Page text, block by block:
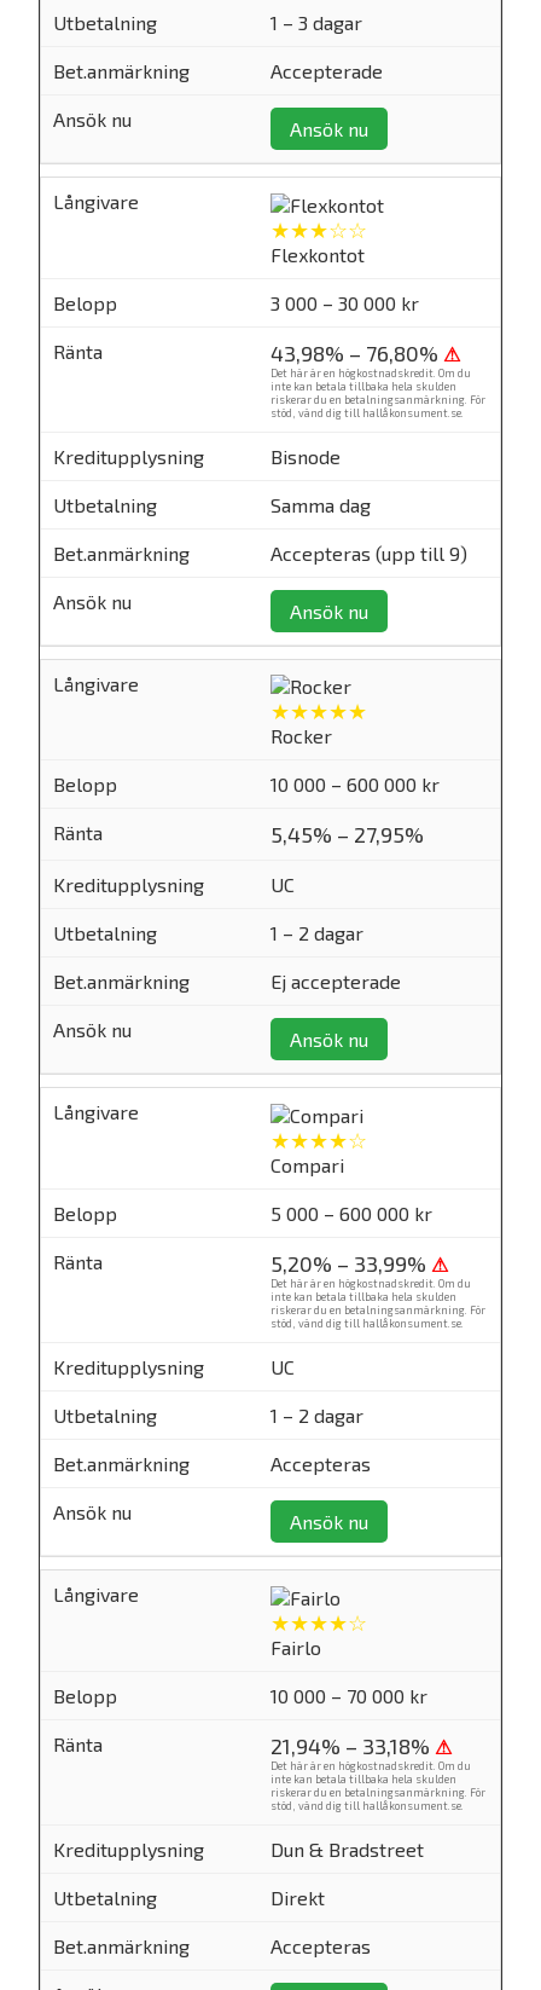
1 – 3 dagar
Accepterade
Ansök nu
★★★☆☆
Flexkontot
3 000 – 30 000 kr
43,98% – 76,80% ⚠
Det här är en högkostnadskredit. Om du
inte kan betala tillbaka hela skulden
riskerar du en betalningsanmärkning. För
stöd, vänd dig till hallåkonsument.se
Bisnode
Samma dag
Accepteras (upp till 9)
Ansök nu
★★★★★
Rocker
10 000 – 600 000 kr
5,45% – 27,95%
UC
1 – 2 dagar
Ej accepterade
Ansök nu
★★★★☆
Compari
5 000 – 600 000 kr
5,20% – 33,99% ⚠
Det här är en högkostnadskredit. Om du
inte kan betala tillbaka hela skulden
riskerar du en betalningsanmärkning. För
stöd, vänd dig till hallåkonsument.se
UC
1 – 2 dagar
Accepteras
Ansök nu
★★★★☆
Fairlo
10 000 – 70 000 kr
21,94% – 33,18% ⚠
Det här är en högkostnadskredit. Om du
inte kan betala tillbaka hela skulden
riskerar du en betalningsanmärkning. För
stöd, vänd dig till hallåkonsument.se
Dun & Bradstreet
Direkt
Accepteras